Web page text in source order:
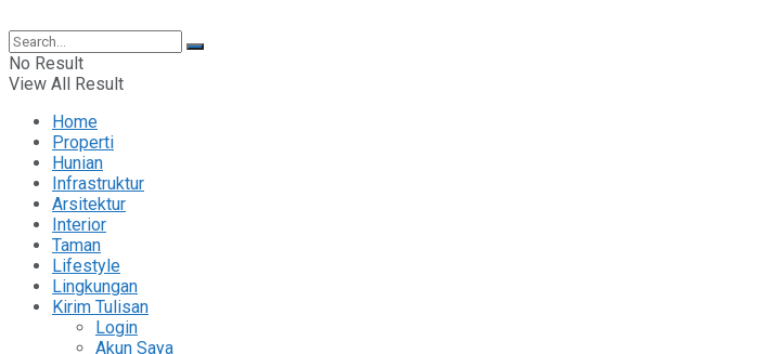
No Result
View All Result
Home
Properti
Hunian
Infrastruktur
Arsitektur
Interior
Taman
Lifestyle
Lingkungan
Kirim Tulisan
Login
Akun Saya